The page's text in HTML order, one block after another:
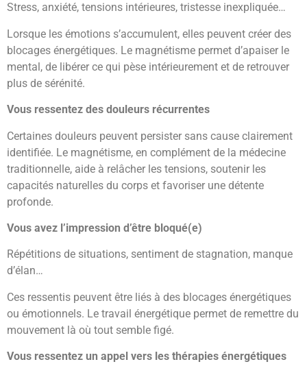
Stress, anxiété, tensions intérieures, tristesse inexpliquée…
Lorsque les émotions s’accumulent, elles peuvent créer des
blocages énergétiques. Le magnétisme permet d’apaiser le
mental, de libérer ce qui pèse intérieurement et de retrouver
plus de sérénité.
Vous ressentez des douleurs récurrentes
Certaines douleurs peuvent persister sans cause clairement
identifiée. Le magnétisme, en complément de la médecine
traditionnelle, aide à relâcher les tensions, soutenir les
capacités naturelles du corps et favoriser une détente
profonde.
Vous avez l’impression d’être bloqué(e)
Répétitions de situations, sentiment de stagnation, manque
d’élan…
Ces ressentis peuvent être liés à des blocages énergétiques
ou émotionnels. Le travail énergétique permet de remettre du
mouvement là où tout semble figé.
Vous ressentez un appel vers les thérapies énergétiques